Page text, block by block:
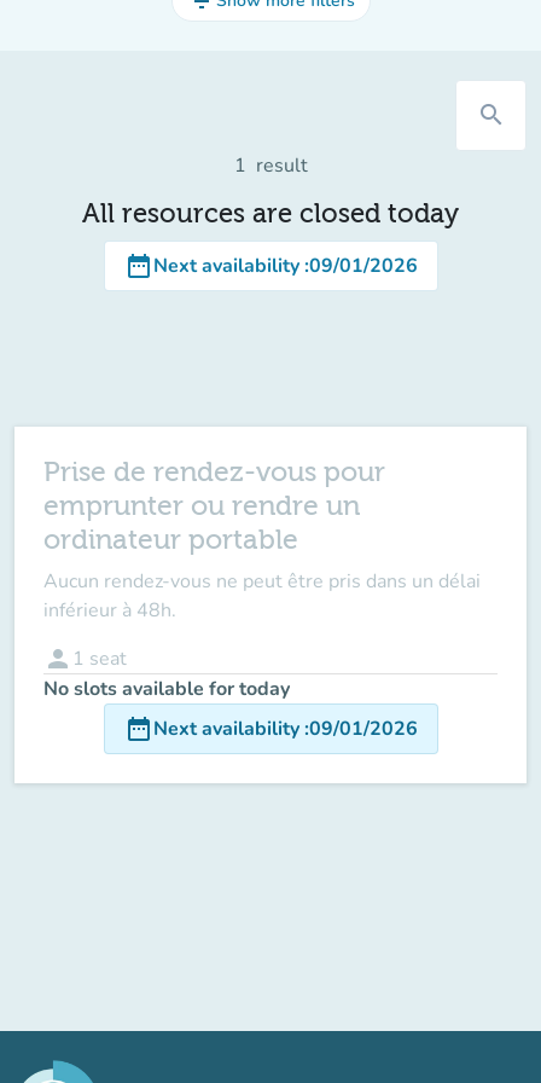
search
1 result
All resources are closed today
date_rangeNext availability:09/01/2026
Prise de rendez-vous pour
emprunter ou rendre un
ordinateur portable
Aucun rendez-vous ne peut être pris dans un délai
inférieur à 48h.
person 1 seat
No slots available for today
date_rangeNext availability:09/01/2026